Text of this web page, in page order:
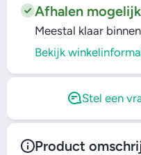
Afhalen
Meestal klaar
Bekijk
Stel een
Product